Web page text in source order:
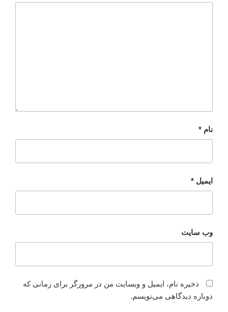
نام *
ایمیل *
وب‌ سایت
ذخیره نام، ایمیل و وبسایت من در مرورگر برای زمانی که
دوباره دیدگاهی می‌نویسم.